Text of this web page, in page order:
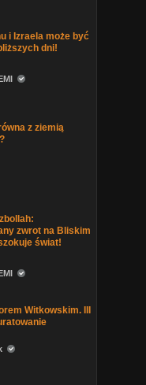
i Izraela może być
dni!
z ziemią
zwrot na Bliskim
świat!
Witkowskim. III